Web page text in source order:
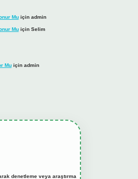
Muiçin admin
Muiçin Selim
Muiçin admin
denetleme veya araştırma